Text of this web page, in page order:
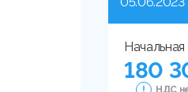
Начальная
180
НДС